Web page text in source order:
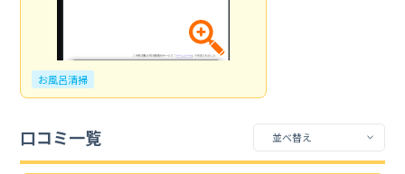
お風呂清掃
口コミ一覧